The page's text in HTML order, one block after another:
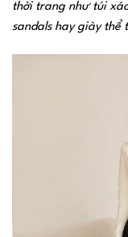
thời trang như túi
sandals hay giày thể